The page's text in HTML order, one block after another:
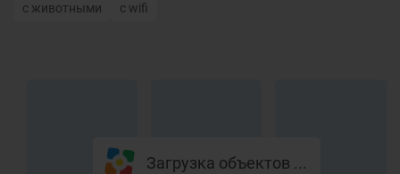
с животными
с wifi
Загрузка объектов ...